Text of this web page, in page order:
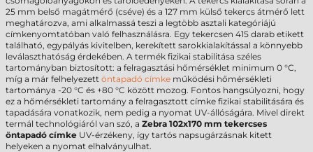
25 mm belső magátmérő (cséve) és a 127 mm külső tekercs átmérő lett
meghatározva, ami alkalmassá teszi a legtöbb asztali kategóriájú
címkenyomtatóban való felhasználásra. Egy tekercsen 415 darab etikett
található, egypályás kivitelben, kerekített sarokkialakítással a könnyebb
leválaszthatóság érdekében. A termék fizikai stabilitása széles
tartományban biztosított: a felragasztási hőmérséklet minimum 0 °C,
míg a már felhelyezett öntapadó címke működési hőmérsékleti
tartománya -20 °C és +80 °C között mozog. Fontos hangsúlyozni, hogy
ez a hőmérsékleti tartomány a felragasztott címke fizikai stabilitására és
tapadására vonatkozik, nem pedig a nyomat UV-állóságára. Mivel direkt
termál technológiáról van szó, a Zebra 102x170 mm tekercses
öntapadó címke UV-érzékeny, így tartós napsugárzásnak kitett
helyeken a nyomat elhalványulhat.